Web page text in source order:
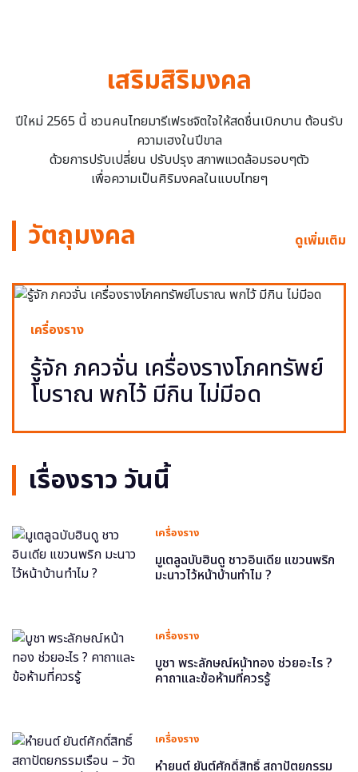
เสริมสิริมงคล
ปีใหม่ 2565 นี้ ชวนคนไทยมารีเฟรชจิตใจให้สดชื่นเบิกบาน ต้อนรับ
ความเฮงในปีขาล
ด้วยการปรับเปลี่ยน ปรับปรุง สภาพแวดล้อมรอบๆตัว
เพื่อความเป็นศิริมงคลในแบบไทยๆ
วัตถุมงคล ดูเพิ่มเติม
เครื่องราง
รู้จัก ภควจั่น เครื่องรางโภคทรัพย์
โบราณ พกไว้ มีกิน ไม่มีอด
เรื่องราว วันนี้
เครื่องราง
มูเตลูฉบับฮินดู ชาวอินเดีย แขวนพริก
มะนาวไว้หน้าบ้านทำไม ?
เครื่องราง
บูชา พระลักษณ์หน้าทอง ช่วยอะไร ?
คาถาและข้อห้ามที่ควรรู้
เครื่องราง
หำยนต์ ยันต์ศักดิ์สิทธิ์ สถาปัตยกรรม